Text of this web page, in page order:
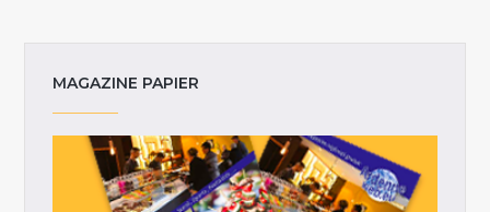
MAGAZINE PAPIER